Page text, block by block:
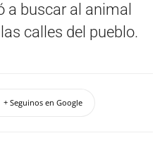
a buscar al animal
calles del pueblo.
+ Seguinos en Google